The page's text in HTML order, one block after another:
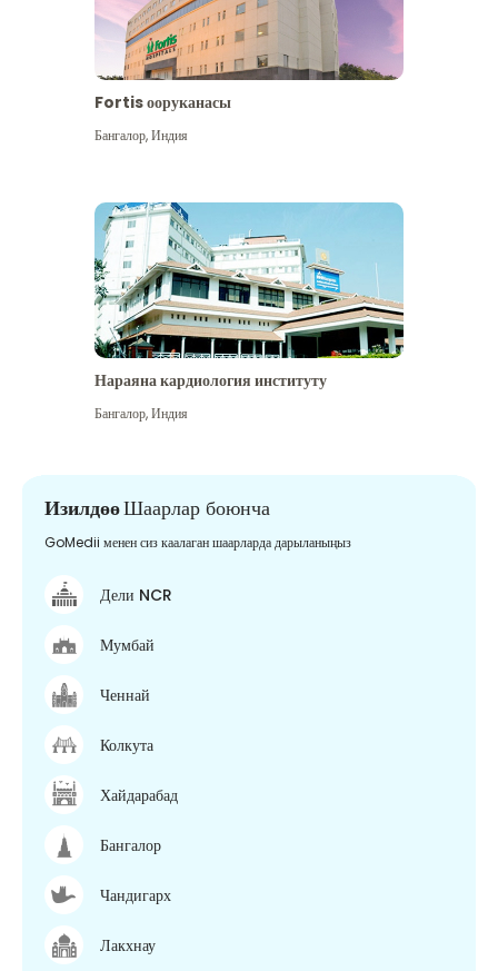
Fortis ооруканасы
Бангалор,Индия
Нараяна кардиология институту
Бангалор,Индия
ИзилдөөШаарлар боюнча
GoMedii менен сиз каалаган шаарларда дарыланыңыз
Дели NCR
Мумбай
Ченнай
Колкута
Хайдарабад
Бангалор
Чандигарх
Лакхнау